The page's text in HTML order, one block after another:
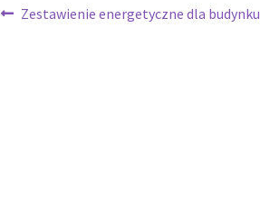
Nawigacja
Poprzedni
Zestawienie energetyczne dla budynku